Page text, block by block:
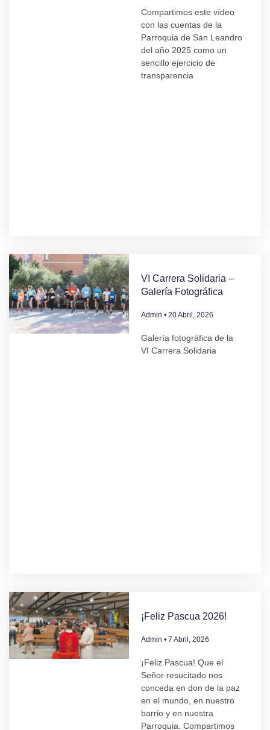
Compartimos este vídeo
con las cuentas de la
Parroquia de San Leandro
del año 2025 como un
sencillo ejercicio de
transparencia
VI Carrera Solidaria –
Galería Fotográfica
Admin 20 Abril, 2026
Galería fotográfica de la
VI Carrera Solidaria
¡Feliz Pascua 2026!
Admin 7 Abril, 2026
¡Feliz Pascua! Que el
Señor resucitado nos
conceda en don de la paz
en el mundo, en nuestro
barrio y en nuestra
Parroquia. Compartimos